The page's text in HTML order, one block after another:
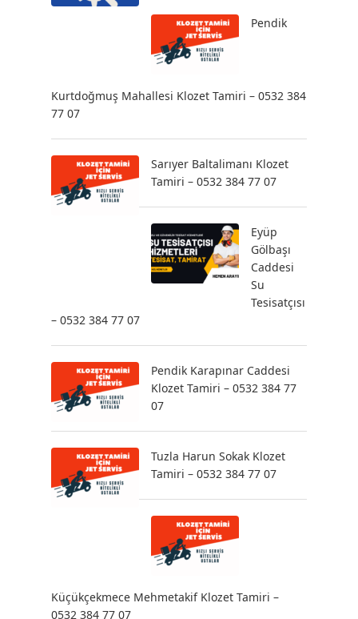
Pendik
Kurtdoğmuş Mahallesi Klozet Tamiri – 0532 384
77 07
Sarıyer Baltalimanı Klozet
Tamiri – 0532 384 77 07
Eyüp
Gölbaşı
Caddesi
Su
Tesisatçısı
– 0532 384 77 07
Pendik Karapınar Caddesi
Klozet Tamiri – 0532 384 77
07
Tuzla Harun Sokak Klozet
Tamiri – 0532 384 77 07
Küçükçekmece Mehmetakif Klozet Tamiri –
0532 384 77 07